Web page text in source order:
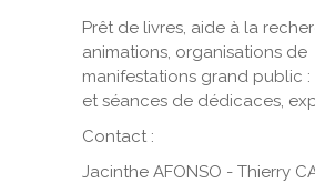
Prêt de livres, aide à la
animations, organisations de
manifestations grand public
et séances de dédicaces,
Contact :
Jacinthe AFONSO - Thierry